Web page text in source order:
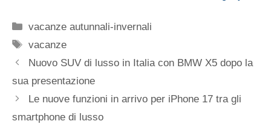
Categorie
vacanze autunnali-invernali
Tag
vacanze
Nuovo SUV di lusso in Italia con BMW X5 dopo la
sua presentazione
Le nuove funzioni in arrivo per iPhone 17 tra gli
smartphone di lusso